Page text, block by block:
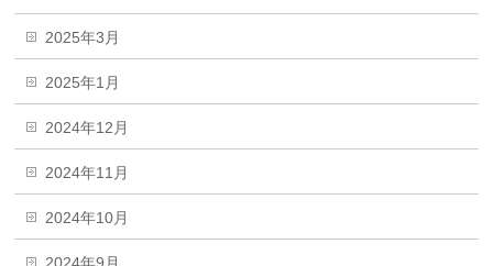
2025年3月
2025年1月
2024年12月
2024年11月
2024年10月